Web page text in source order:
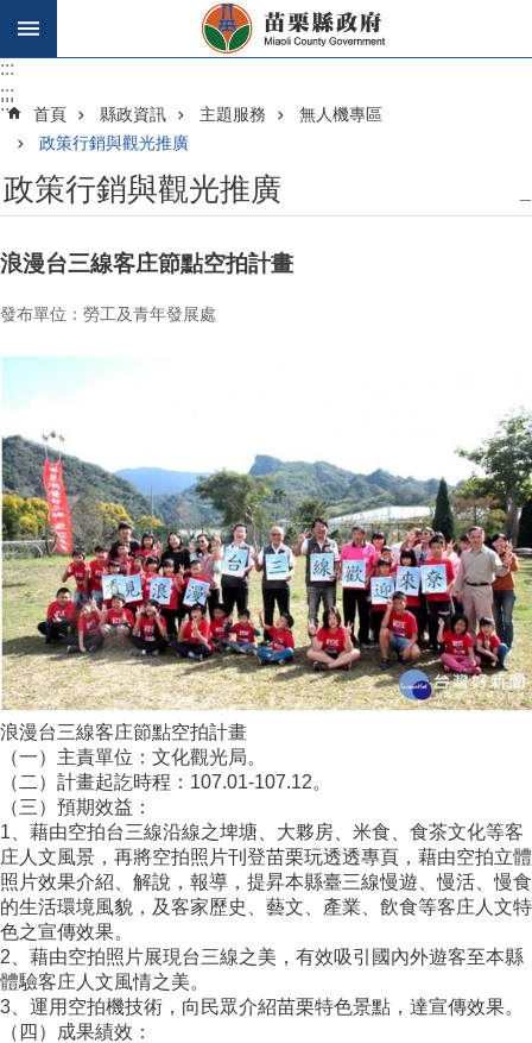
跳到主要內容區塊
:::
:::
::: 首頁 縣政資訊 主題服務
無人機專區
政策行銷與觀光推廣
政策行銷與觀光推廣
浪漫台三線客庄節點空拍計畫
發布單位：勞工及青年發展處
浪漫台三線客庄節點空拍計畫
（一）主責單位：文化觀光局。
（二）計畫起訖時程：107.01-107.12。
（三）預期效益：
1、藉由空拍台三線沿線之埤塘、大夥房、米食、食茶文化等客
庄人文風景，再將空拍照片刊登苗栗玩透透專頁，藉由空拍立體
照片效果介紹、解說，報導，提昇本縣臺三線慢遊、慢活、慢食
的生活環境風貌，及客家歷史、藝文、產業、飲食等客庄人文特
色之宣傳效果。
2、藉由空拍照片展現台三線之美，有效吸引國內外遊客至本縣
體驗客庄人文風情之美。
3、運用空拍機技術，向民眾介紹苗栗特色景點，達宣傳效果。
（四）成果績效：